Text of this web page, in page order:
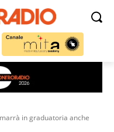
in graduatoria anche